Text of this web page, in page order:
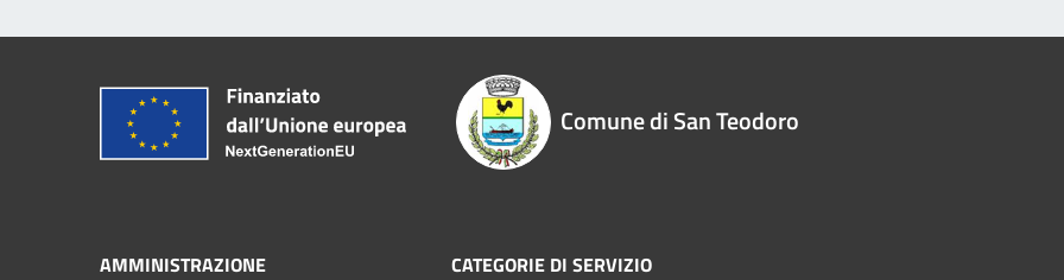
Comune di San Teodoro
AMMINISTRAZIONE CATEGORIE DI SERVIZIO